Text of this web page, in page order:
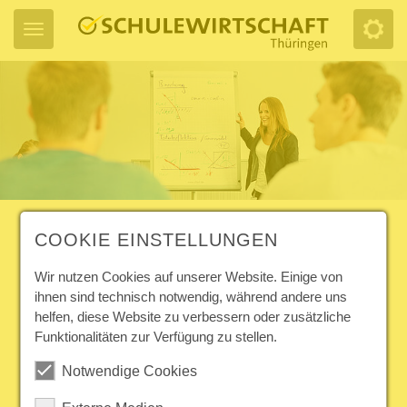
ARTIKEL LESEN
31. BERUFS-INFO-MARKT AM
14. MÄRZ 2026 IM JENAER
VOLKSHAUS
COOKIE EINSTELLUNGEN
Wir nutzen Cookies auf unserer Website. Einige von
ihnen sind technisch notwendig, während andere uns
helfen, diese Website zu verbessern oder zusätzliche
Funktionalitäten zur Verfügung zu stellen.
Notwendige Cookies